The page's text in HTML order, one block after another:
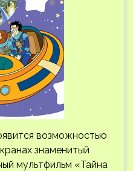
возможностью
знаменитый
мультфильм «Тайна